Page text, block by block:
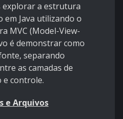
explorar a estrutura
em Java utilizando o
MVC (Model-View-
é demonstrar como
separando
as camadas de
e controle.
e Arquivos